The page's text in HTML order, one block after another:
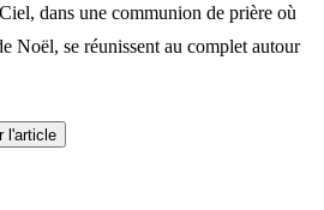
dans une communion de prière où
Noël, se réunissent au complet autour
l'article